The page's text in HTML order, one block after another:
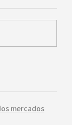
mercados